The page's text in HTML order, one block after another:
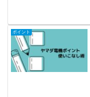
ポイント